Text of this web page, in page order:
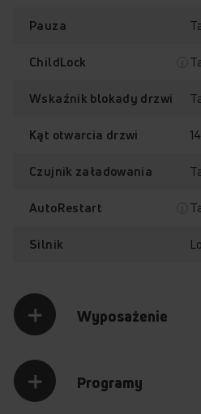
Klasa Energetyczna A
parowe
Sprawdź, jak
zawartość.
Pauza
ChildLock
Wskaźnik blokady drzwi
Kąt otwarcia drzwi
Czujnik załadowania
AutoRestart
Silnik
Wyposażenie
Programy